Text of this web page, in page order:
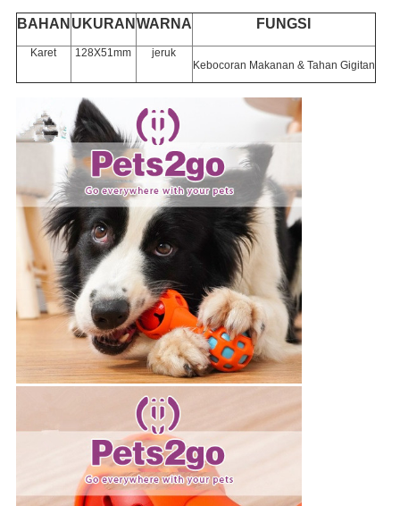
BAHAN UKURAN WARNA FUNGSI
Karet 128X51mm
jeruk
Kebocoran Makanan & Tahan Gigitan